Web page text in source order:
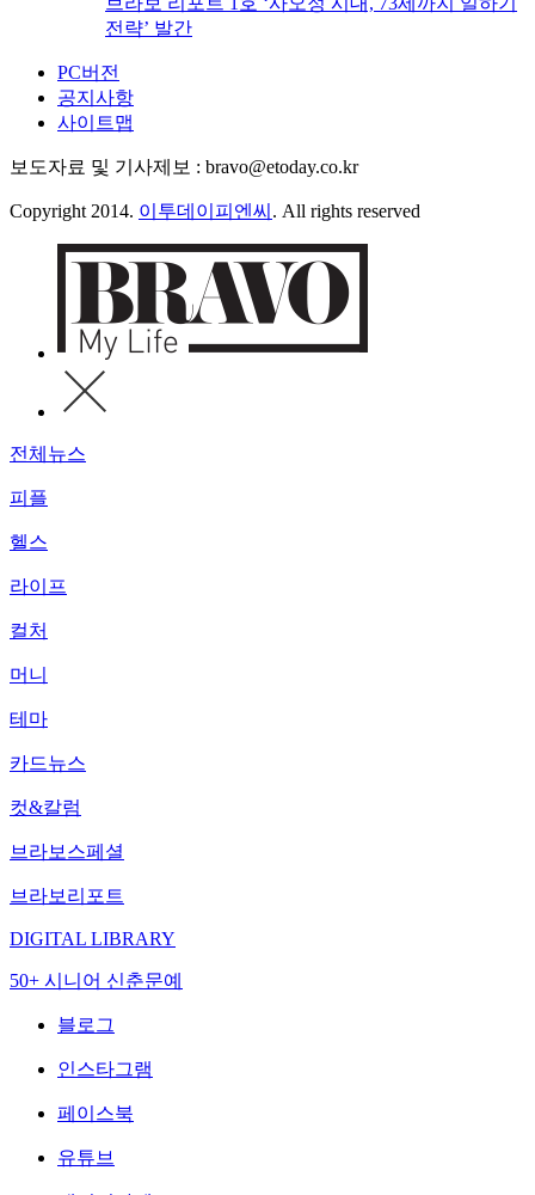
전략’ 발간
PC버전
공지사항
사이트맵
보도자료 및 기사제보 : bravo@etoday.co.kr
Copyright 2014. 이투데이피엔씨 . All rights reserved
전체뉴스
피플
헬스
라이프
컬처
머니
테마
카드뉴스
컷&칼럼
브라보스페셜
브라보리포트
DIGITAL LIBRARY
50+ 시니어 신춘문예
블로그
인스타그램
페이스북
유튜브